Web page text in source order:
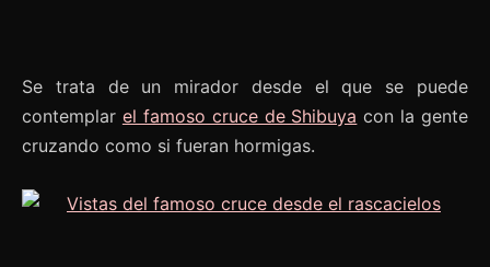
Se trata de un mirador desde el que se puede
contemplar el famoso cruce de Shibuya con la gente
cruzando como si fueran hormigas.